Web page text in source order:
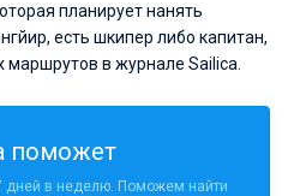
планирует нанять
есть шкипер либо капитан,
в журнале Sailica.
поможет
в неделю. Поможем найти